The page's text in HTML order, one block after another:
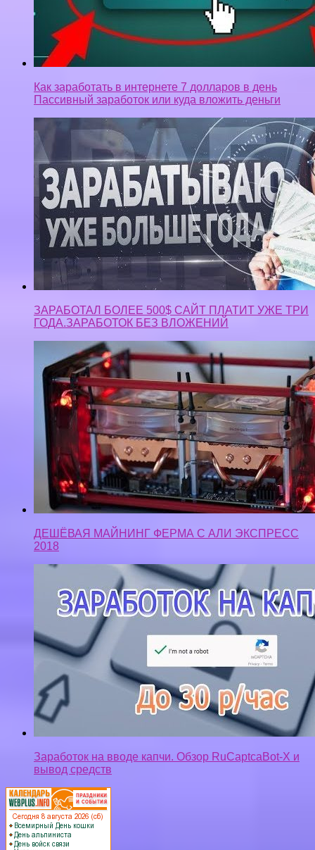
Как заработать в интернете 7 долларов в день
Пассивный заработок или куда вложить деньги
ЗАРАБОТАЛ БОЛЕЕ 500$ САЙТ ПЛАТИТ УЖЕ ТРИ
ГОДА.ЗАРАБОТОК БЕЗ ВЛОЖЕНИЙ
ДЕШЁВАЯ МАЙНИНГ ФЕРМА С АЛИ ЭКСПРЕСС
2018
Заработок на вводе капчи. Обзор RuCaptcaBot-Х и
вывод средств